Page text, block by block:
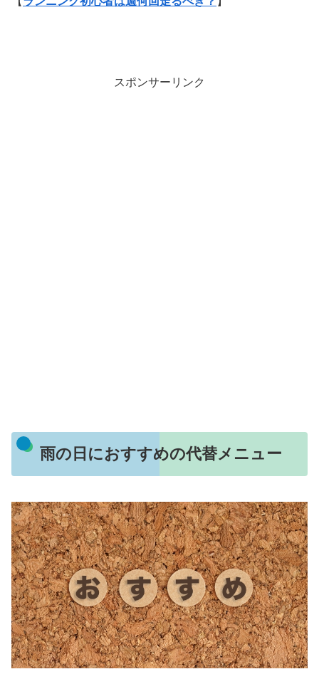
スポンサーリンク
雨の日におすすめの代替メニュー